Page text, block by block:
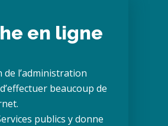
en ligne
l’administration
beaucoup de
publics y donne